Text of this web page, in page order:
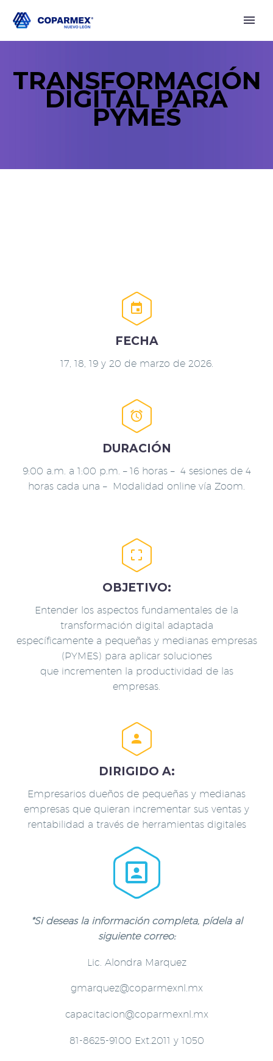
TRANSFORMACIÓN
DIGITAL PARA
PYMES


FECHA
17, 18, 19 y 20 de marzo de 2026.


DURACIÓN
9:00 a.m. a 1:00 p.m. – 16 horas – 4 sesiones de 4
horas cada una – Modalidad online vía Zoom.


OBJETIVO:
Entender los aspectos fundamentales de la
transformación digital adaptada
específicamente a pequeñas y medianas empresas
(PYMES) para aplicar soluciones
que incrementen la productividad de las
empresas.


DIRIGIDO A:
Empresarios dueños de pequeñas y medianas
empresas que quieran incrementar sus ventas y
rentabilidad a través de herramientas digitales


*Si deseas la información completa, pídela al
siguiente correo:
Lic. Alondra Marquez
gmarquez@coparmexnl.mx
capacitacion@coparmexnl.mx
81-8625-9100 Ext.2011 y 1050